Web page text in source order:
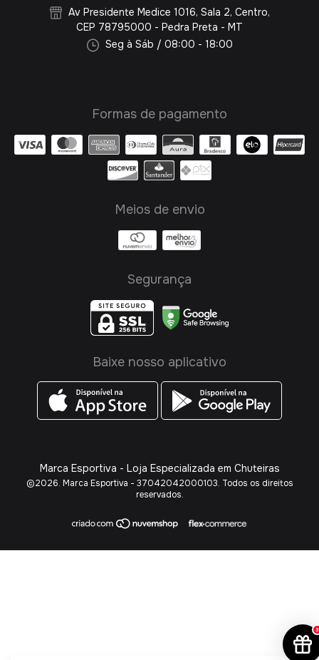
Av Presidente Medice 1016, Sala 2, Centro,
CEP 78795000 - Pedra Preta - MT
Seg à Sáb / 08:00 - 18:00
Formas de pagamento
Meios de envio
Segurança
Baixe nosso aplicativo
Marca Esportiva - Loja Especializada em Chuteiras
©2026. Marca Esportiva - 37042042000103. Todos os direitos
reservados.
3